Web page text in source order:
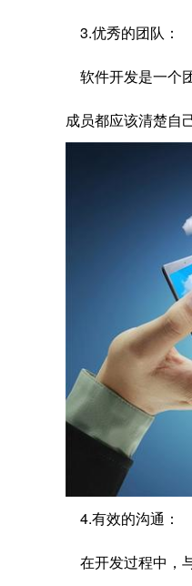
3.优秀的团队：
软件开发是一个
成员都应该清楚自
4.有效的沟通：
在开发过程中，